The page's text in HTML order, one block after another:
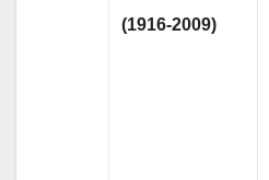
(1916-2009)